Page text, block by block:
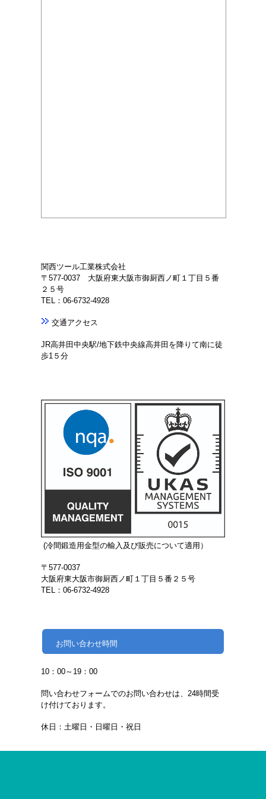
関西ツール工業株式会社
〒577-0037 大阪府東大阪市御厨西ノ町１丁目５番
２５号
TEL：06-6732-4928
交通アクセス
JR高井田中央駅/地下鉄中央線高井田を降りて南に徒
歩1５分
(冷間鍛造用金型の輸入及び販売について適用）
〒577-0037
大阪府東大阪市御厨西ノ町１丁目５番２５号
TEL：06-6732-4928
お問い合わせ時間
10：00～19：00
問い合わせフォームでのお問い合わせは、24時間受
け付けております。
休日：土曜日・日曜日・祝日